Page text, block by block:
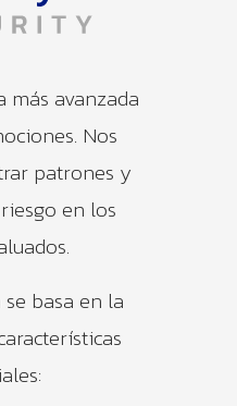
más avanzada
Nos
patrones y
en los
basa en la